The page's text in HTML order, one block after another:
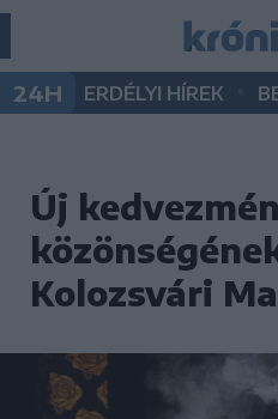
24H ERDÉLYI HÍREK
Új
Kolozsvári